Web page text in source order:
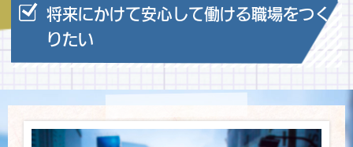
将来にかけて安心して働ける職場をつく
りたい